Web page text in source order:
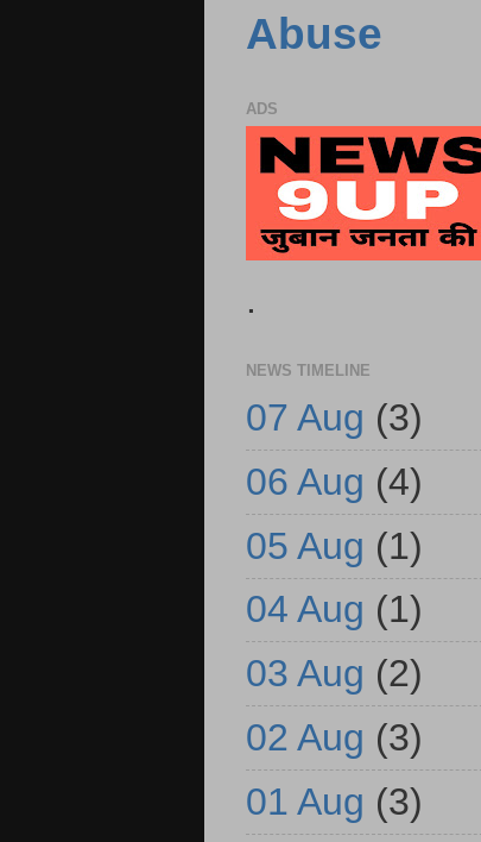
Abuse
ADS
.
NEWS TIMELINE
07 Aug (3)
06 Aug (4)
05 Aug (1)
04 Aug (1)
03 Aug (2)
02 Aug (3)
01 Aug (3)